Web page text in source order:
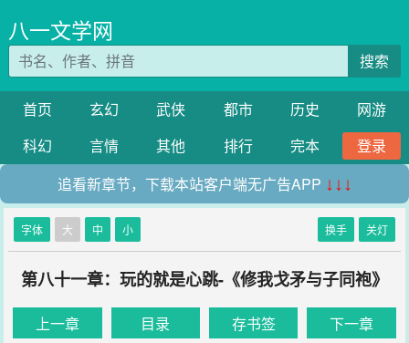
八一文学网
搜索
首页 玄幻 武侠 都市 历史
网游
科幻
言情 其他 排行 完本
登录
追看新章节，下载本站客户端无广告APP ↓↓↓
字体 大 中 小 换手 关灯
第八十一章：玩的就是心跳-《修我戈矛与子同袍》
上一章 目录 存书签 下一章